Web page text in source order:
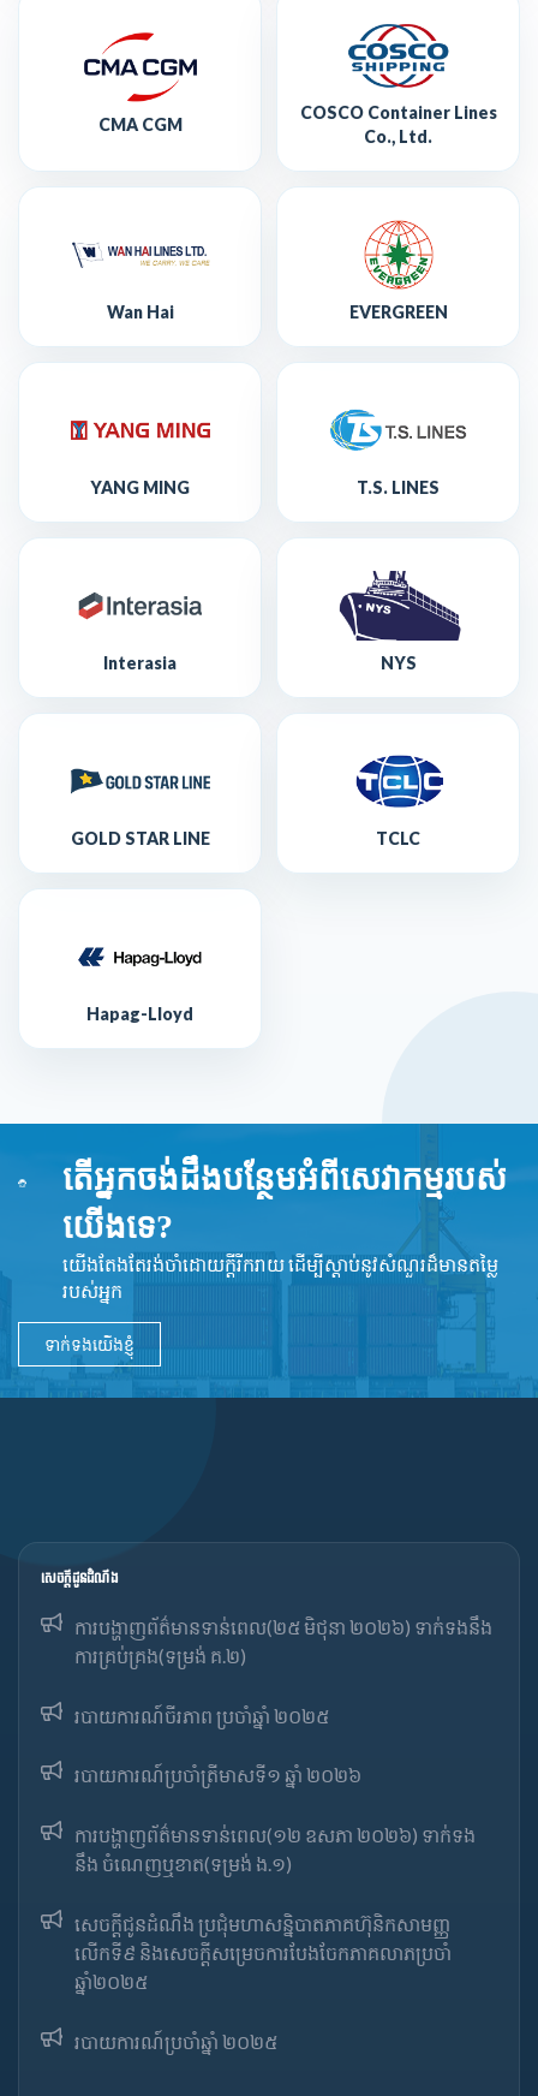
CMA CGM
COSCO Container Lines
Co., Ltd.
Wan Hai EVERGREEN
YANG MING T.S. LINES
Interasia NYS
GOLD STAR LINE TCLC
Hapag-Lloyd
តើអ្នកចង់ដឹងបន្ថែមអំពីសេវាកម្មរបស់
យើងទេ?
យើងតែងតែរង់ចាំដោយក្ដីរីករាយ ដើម្បីស្តាប់នូវ​សំណួរដ៏​មានតម្លៃ
របស់អ្នក
ទាក់ទងយើងខ្ញុំ
សេចក្ដីជូនដំណឹង
ការបង្ហាញព័ត៌មានទាន់ពេល(២៥ មិថុនា ២០២៦) ទាក់ទងនឹង
ការគ្រប់គ្រង(ទម្រង់ គ.២)
របាយការណ៍ចីរភាព ប្រចាំឆ្នាំ ២០២៥
របាយការណ៍​​ប្រចាំ​ត្រីមាសទី១ ឆ្នាំ ២០២៦
ការបង្ហាញព័ត៌មានទាន់ពេល(១២ ឧសភា ២០២៦) ទាក់ទង
នឹង ចំណេញឬខាត(ទម្រង់ ង.១)
សេចក្តីជូនដំណឹង ប្រជុំមហាសន្និបាតភាគហ៊ុនិកសាមញ្ញ
លើកទី៩ និងសេចក្តីសម្រេចការបែងចែកភាគលាភប្រចាំ
ឆ្នាំ២០២៥​
របាយការណ៍​​ប្រចាំ​ឆ្នាំ ២០២៥